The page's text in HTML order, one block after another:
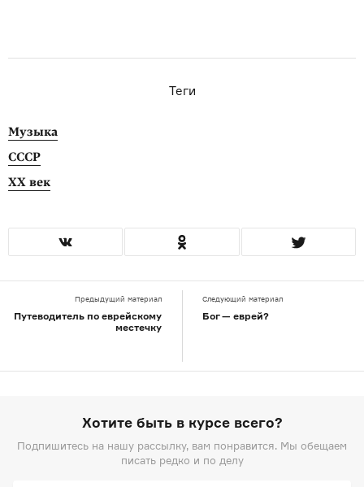
Теги
Музыка
СССР
XX век
Предыдущий материал
Путеводитель по еврейскому
местечку
Следующий материал
Бог — еврей?
Хотите быть в курсе всего?
Подпишитесь на нашу рассылку, вам понравится. Мы обещаем
писать редко и по делу